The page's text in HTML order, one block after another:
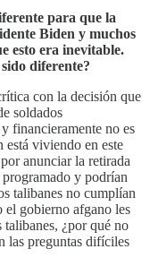
para que la
Biden y muchos
esto era inevitable.
diferente?
con la decisión que
soldados
financieramente no es
está viviendo en este
anunciar la retirada
y podrían
talibanes no cumplían
el gobierno afgano les
¿por qué no
las preguntas difíciles